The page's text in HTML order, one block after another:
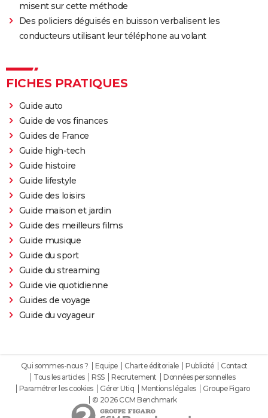
Les Dents de la mer
Drive : Ryan Gosling conduit-il vraiment dans le
Old boy
The Dog Stars : le thriller de Ridley Scott se dévoile
dans une nouvelle bande-annonce
misent sur cette méthode
Des policiers déguisés en buisson verbalisent les
conducteurs utilisant leur téléphone au volant
FICHES PRATIQUES
Guide auto
Guide de vos finances
Guides de France
Guide high-tech
Guide histoire
Guide lifestyle
Guide des loisirs
Guide maison et jardin
Guide des meilleurs films
Guide musique
Guide du sport
Guide du streaming
Guide vie quotidienne
Guides de voyage
Guide du voyageur
Qui sommes-nous ? Equipe Charte éditoriale Publicité
Contact
Tous les articles
RSS Recrutement
Données personnelles
Paramétrer les cookies
Gérer Utiq Mentions légales
Groupe Figaro
© 2026 CCM Benchmark